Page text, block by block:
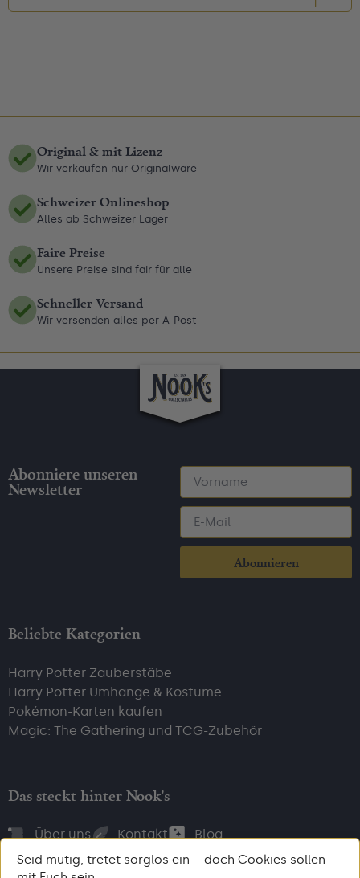
Seid mutig, tretet sorglos ein – doch Cookies sollen
Original & mit Lizenz
Wir verkaufen nur Originalware
Schweizer Onlineshop
Alles ab Schweizer Lager
Faire Preise
Unsere Preise sind fair für alle
Schneller Versand
Wir versenden alles per A-Post
Abonniere unseren
Newsletter
Abonnieren
Beliebte Kategorien
Harry Potter Zauberstäbe
Harry Potter Umhänge & Kostüme
Pokémon-Karten kaufen
Magic: The Gathering und TCG-Zubehör
Das steckt hinter Nook's
Über uns Kontakt Blog